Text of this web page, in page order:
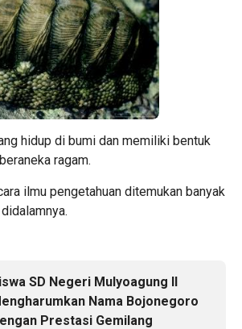
hidup di bumi dan memiliki bentuk
ragam.
ilmu pengetahuan ditemukan banyak
SD Negeri Mulyoagung II
Nama Bojonegoro
Prestasi Gemilang